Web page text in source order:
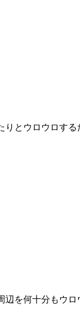
とウロウロする
を何十分もウ